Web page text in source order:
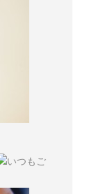
いつもご